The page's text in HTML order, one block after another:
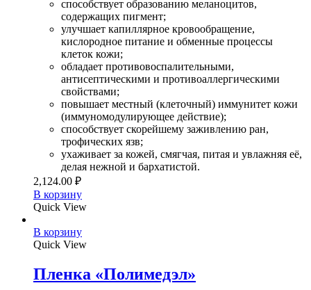
способствует образованию меланоцитов,
содержащих пигмент;
улучшает капиллярное кровообращение,
кислородное питание и обменные процессы
клеток кожи;
обладает противовоспалительными,
антисептическими и противоаллергическими
свойствами;
повышает местный (клеточный) иммунитет кожи
(иммуномодулирующее действие);
способствует скорейшему заживлению ран,
трофических язв;
ухаживает за кожей, смягчая, питая и увлажняя её,
делая нежной и бархатистой.
2,124.00 ₽
В корзину
Quick View
В корзину
Quick View
Пленка «Полимедэл»